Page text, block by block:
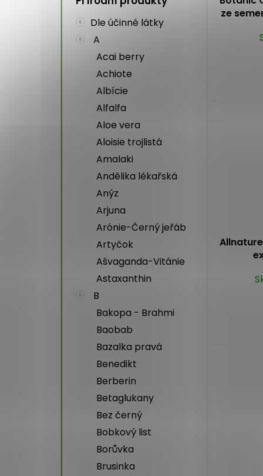
Dle účinné látky
A
Acai berry
Achiote
Albície
Alfalfa
Aloe vera
Aloisie trojlistá
Amalaki
Andělika lékařská
Anýz
Arjuna
Arónie-Černý jeřáb
Artyčok
Ašvaganda-Vitánie
Astaxanthin
B
Bakopa - Brahmi
Baobab
Bazalka pravá
Benedikt
Berberin
Betaglukany
Bez černý
Bobkový list
Borůvka
Brusinka
ze